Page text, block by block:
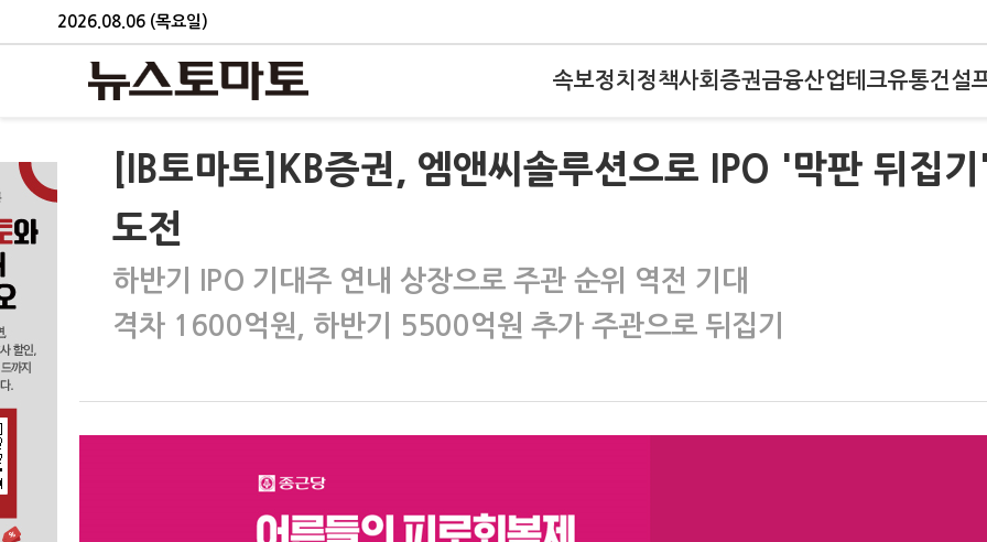
2026.08.06 (목요일)
속보정치 정책사회 증권금융산업테크유통건설
[IB토마토]KB증권, 엠앤씨솔루션으로 IPO '막판 뒤집
도전
하반기 IPO 기대주 연내 상장으로 주관 순위 역전 기대
격차 1600억원, 하반기 5500억원 추가 주관으로 뒤집기